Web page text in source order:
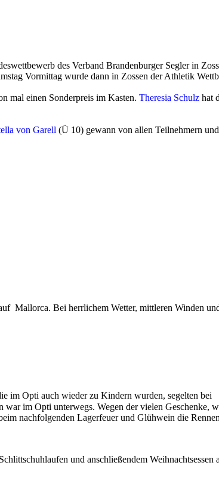
des Verband Brandenburger Segler in
Vormittag wurde dann in Zossen der Athletik
mal einen Sonderpreis im Kasten. Theresia Schulz hat
von Garell (Ü 10) gewann von allen Teilnehmern und
Mallorca. Bei herrlichem Wetter, mittleren Winden
im Opti auch wieder zu Kindern wurden, segelten bei
war im Opti unterwegs. Wegen der vielen
nachfolgenden Lagerfeuer und Glühwein die
und anschließendem